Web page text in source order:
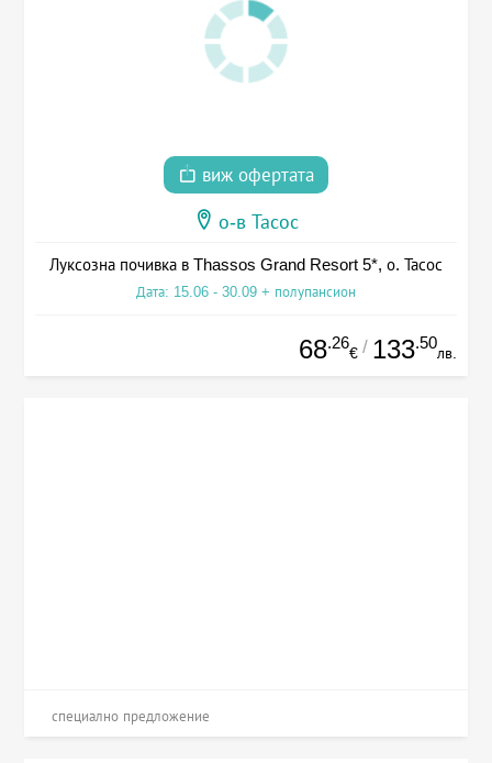
виж офертата
о-в Тасос
Луксозна почивка в Thassos Grand Resort 5*, о. Тасос
Дата: 15.06 - 30.09 + полупансион
68.26
€ / 133.50
лв.
специално предложение